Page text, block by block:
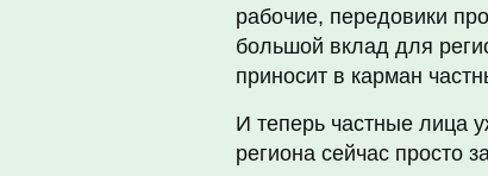
рабочие, передовики
большой вклад для
приносит в карман
И теперь частные лица
региона сейчас просто